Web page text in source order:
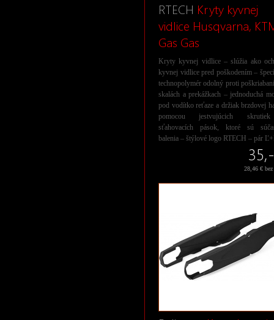
RTECH Kryty kyvnej
vidlice Husqvarna,
Gas Gas
Kryty kyvnej vidlice – slúžia ako
kyvnej vidlice pred poškodením –
technopolymér odolný proti
skalách a prekážkach – jednoduchá
pod vodítko reťaze a držiak brzdovej
pomocou jestvujúcich
sťahovacích pások, ktoré sú
balenia – štýlové logo RTECH – pár
28,46 €